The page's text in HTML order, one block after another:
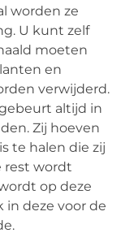
worden ze
U kunt zelf
moeten
en
verwijderd.
altijd in
Zij hoeven
te halen die zij
rest wordt
op deze
deze voor de